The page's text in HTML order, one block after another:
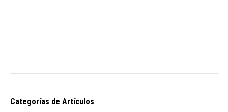
Categorías de Artículos